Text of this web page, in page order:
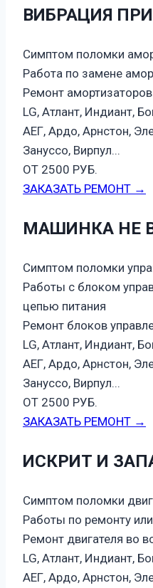
ВИБРАЦИЯ
Симптом поломки
Работа по замене
Ремонт
LG, Атлант, Индиант,
АЕГ, Ардо, Арнстон,
Зануссо, Вирпул...
ОТ 2500 РУБ.
ЗАКАЗАТЬ РЕМОНТ →
МАШИНКА НЕ
Симптом поломки
Работы с блоком
цепью питания
Ремонт блоков
LG, Атлант, Индиант,
АЕГ, Ардо, Арнстон,
Зануссо, Вирпул...
ОТ 2500 РУБ.
ЗАКАЗАТЬ РЕМОНТ →
ИСКРИТ И
Симптом поломки
Работы по ремонту
Ремонт двигателя во
LG, Атлант, Индиант,
АЕГ, Ардо, Арнстон,